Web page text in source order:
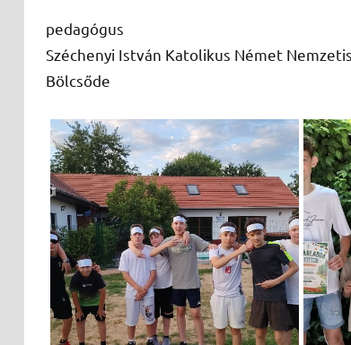
pedagógus
Széchenyi István Katolikus Német
Bölcsőde